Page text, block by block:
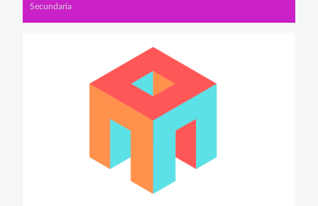
Secundaria